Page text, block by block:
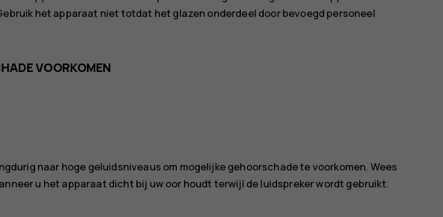
het apparaat niet totdat het glazen onderdeel door bevoegd personeel
VOORKOMEN
naar hoge geluidsniveaus om mogelijke gehoorschade te voorkomen. Wees
u het apparaat dicht bij uw oor houdt terwijl de luidspreker wordt gebruikt.